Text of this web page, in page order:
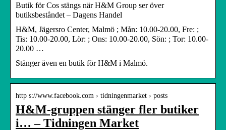
Butik för Cos stängs när H&M Group ser över
butiksbeståndet – Dagens Handel
H&M, Jägersro Center, Malmö ; Mån: 10.00-20.00, Fre: ;
Tis: 10.00-20.00, Lör: ; Ons: 10.00-20.00, Sön: ; Tor: 10.00-
20.00 …
Stänger även en butik för H&M i Malmö.
http s://www.facebook.com › tidningenmarket › posts
H&M-gruppen stänger fler butiker
i… – Tidningen Market